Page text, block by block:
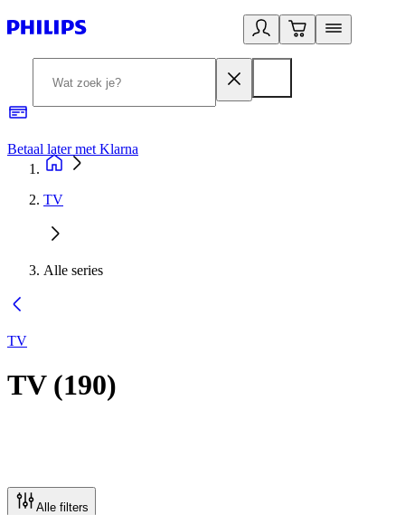
Betaal later met Klarna
TV
Alle series
TV
TV(190)
Alle filters